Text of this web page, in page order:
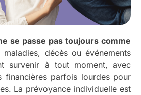
se passe pas toujours comme
décès ou événements
survenir à tout moment, avec
financières parfois lourdes pour
La prévoyance individuelle est